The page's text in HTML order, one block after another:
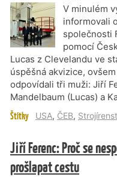
V minulém
informovali
společnosti
pomocí
Lucas z Clevelandu ve
úspěšná akvizice,
odpovídali tři muži: Jiří
Mandelbaum (Lucas) a
Štítky USA, ČEB,
Jiří Ferenc: Proč se
prošlapat cestu